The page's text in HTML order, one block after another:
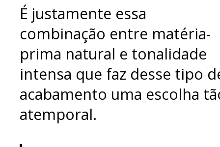
É justamente essa
combinação entre matéria-
prima natural e tonalidade
intensa que faz desse tipo
acabamento uma escolha
atemporal.